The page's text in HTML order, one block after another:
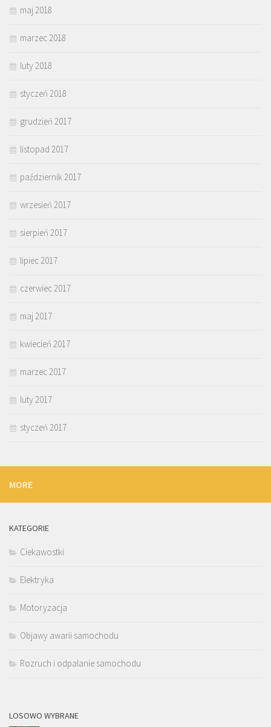
maj 2018
marzec 2018
luty 2018
styczeń 2018
grudzień 2017
listopad 2017
październik 2017
wrzesień 2017
sierpień 2017
lipiec 2017
czerwiec 2017
maj 2017
kwiecień 2017
marzec 2017
luty 2017
styczeń 2017
MORE
KATEGORIE
Ciekawostki
Elektryka
Motoryzacja
Objawy awarii samochodu
Rozruch i odpalanie samochodu
LOSOWO WYBRANE